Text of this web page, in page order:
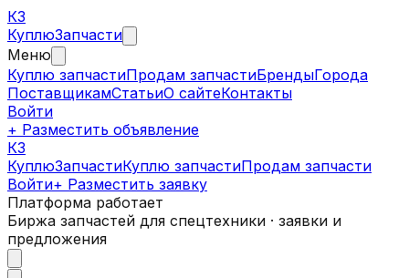
КЗ
КуплюЗапчасти
Меню
Куплю запчастиПродам запчастиБрендыГорода
ПоставщикамСтатьиО сайтеКонтакты
Войти
+ Разместить объявление
КЗ
КуплюЗапчастиКуплю запчастиПродам запчасти
Войти+ Разместить заявку
Платформа работает
Биржа запчастей для спецтехники · заявки и
предложения